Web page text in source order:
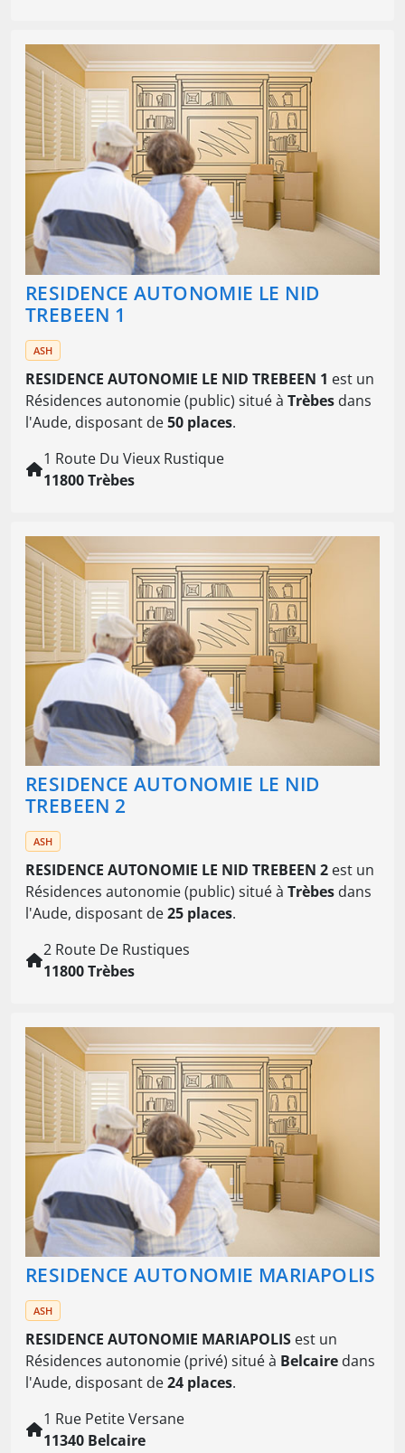
RESIDENCE AUTONOMIE LE NID
TREBEEN 1
ASH
RESIDENCE AUTONOMIE LE NID TREBEEN 1 est un
Résidences autonomie (public) situé à Trèbes dans
l'Aude, disposant de50 places.
1 Route Du Vieux Rustique
11800 Trèbes
RESIDENCE AUTONOMIE LE NID
TREBEEN 2
ASH
RESIDENCE AUTONOMIE LE NID TREBEEN 2 est un
Résidences autonomie (public) situé à Trèbes dans
l'Aude, disposant de25 places.
2 Route De Rustiques
11800 Trèbes
RESIDENCE AUTONOMIE MARIAPOLIS
ASH
RESIDENCE AUTONOMIE MARIAPOLIS est un
Résidences autonomie (privé) situé à Belcaire dans
l'Aude, disposant de24 places.
1 Rue Petite Versane
11340 Belcaire